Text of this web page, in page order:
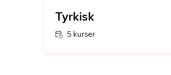
Tyrkisk
5 kurser